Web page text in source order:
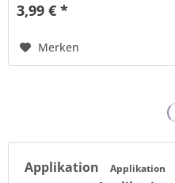
3,99 € *
Merken
Applikation Applikation